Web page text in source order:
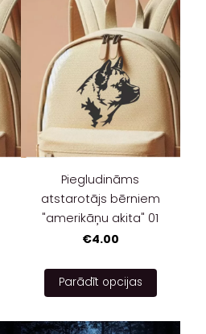
Piegludināms
atstarotājs bērniem
"amerikāņu akita" 01
€4.00
Parādīt opcijas